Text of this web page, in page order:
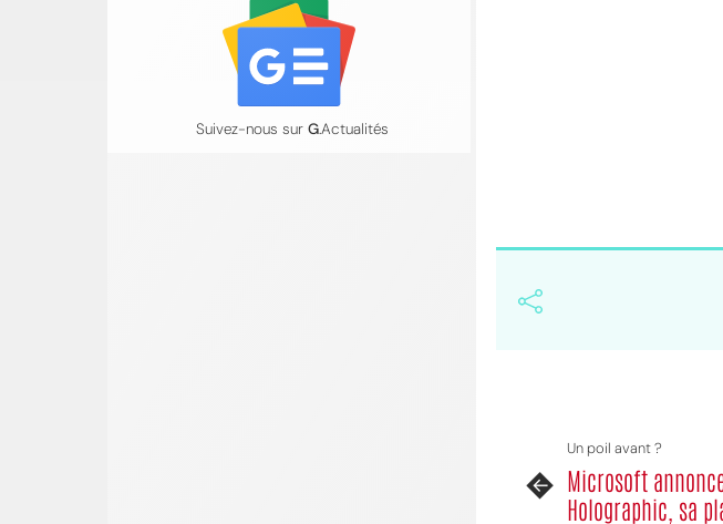
Un poil avant ?
Microsoft
Holographic, sa
Suivez-nous sur G.Actualités